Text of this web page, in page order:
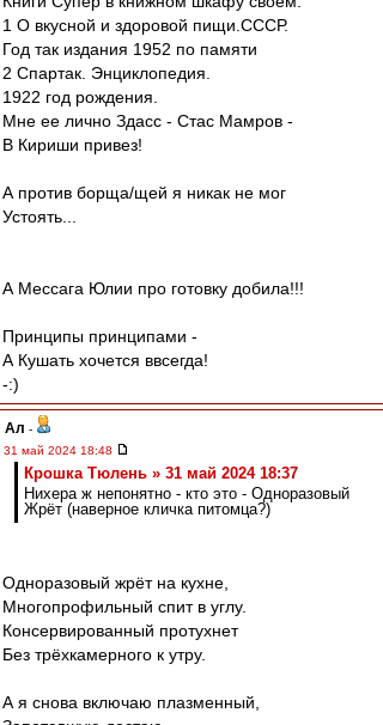
1 О вкусной и здоровой пищи.СССР.
Год так издания 1952 по памяти
2 Спартак. Энциклопедия.
1922 год рождения.
Мне ее лично Здасс - Стас Мамров -
В Кириши привез!
А против борща/щей я никак не мог
Устоять...
А Мессага Юлии про готовку добила!!!
Принципы принципами -
А Кушать хочется ввсегда!
-:)
Ал -
31 май 2024 18:48
Крошка Тюлень » 31 май 2024 18:37
Нихера ж непонятно - кто это - Одноразовый
Жрёт (наверное кличка питомца?)
Одноразовый жрёт на кухне,
Многопрофильный спит в углу.
Консервированный протухнет
Без трёхкамерного к утру.
А я снова включаю плазменный,